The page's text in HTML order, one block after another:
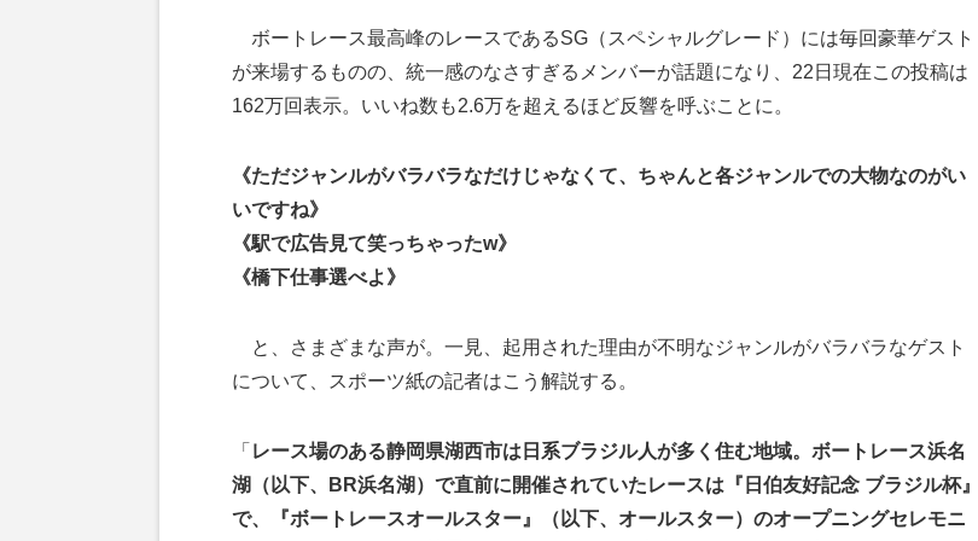
ボートレース最高峰のレースであるSG（スペシャルグレード）には毎回豪華ゲスト
が来場するものの、統一感のなさすぎるメンバーが話題になり、22日現在この投稿は
162万回表示。いいね数も2.6万を超えるほど反響を呼ぶことに。
《ただジャンルがバラバラなだけじゃなくて、ちゃんと各ジャンルでの大物なのがい
いですね》
《駅で広告見て笑っちゃったw》
《橋下仕事選べよ》
と、さまざまな声が。一見、起用された理由が不明なジャンルがバラバラなゲスト
について、スポーツ紙の記者はこう解説する。
「 レース場のある静岡県湖西市は日系ブラジル人が多く住む地域。ボートレース浜名
湖（以下、BR浜名湖）で直前に開催されていたレースは『日伯友好記念 ブラジル杯』
で、『ボートレースオールスター』（以下、オールスター）のオープニングセレモニ